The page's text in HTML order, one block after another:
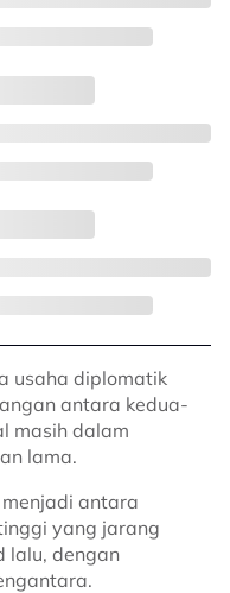
usaha diplomatik
antara kedua-
masih dalam
lama.
antara
yang jarang
lalu, dengan